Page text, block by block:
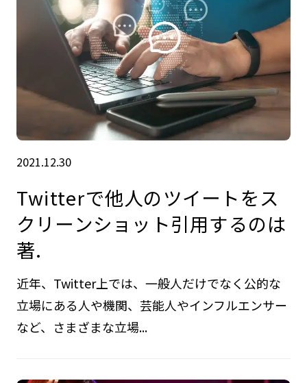
2021.12.30
Twitterで他人のツイートをス
クリーンショット引用するのは
著.
近年、Twitter上では、一般人だけでなく公的な
立場にある人や機関、芸能人やインフルエンサー
など、さまざまな立場...